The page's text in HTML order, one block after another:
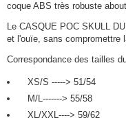
coque ABS très robuste
Le CASQUE POC SKULL
et l'ouïe, sans compromettre
Correspondance des tailles
XS/S -----> 51/54
M/L-------> 55/58
XL/XXL----> 59/62